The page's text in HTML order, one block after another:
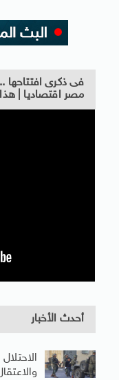
فى ذكرى افتتاحها
مصر اقتصاديا |
أحدث الأخبار